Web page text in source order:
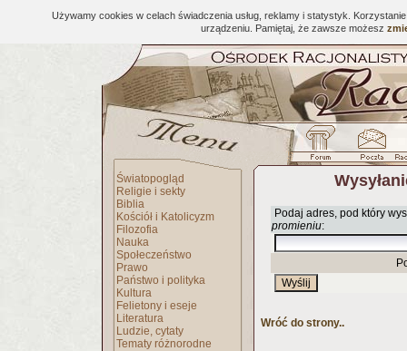
Używamy cookies w celach świadczenia usług, reklamy i statystyk.
urządzeniu. Pamiętaj, że zawsze możesz
Światopogląd
Religie i sekty
Biblia
Kościół i Katolicyzm
Filozofia
Nauka
Społeczeństwo
Prawo
Państwo i polityka
Kultura
Felietony i eseje
Literatura
Ludzie, cytaty
Tematy różnorodne
Podaj adres, pod który
promieniu:
Wróć do strony..